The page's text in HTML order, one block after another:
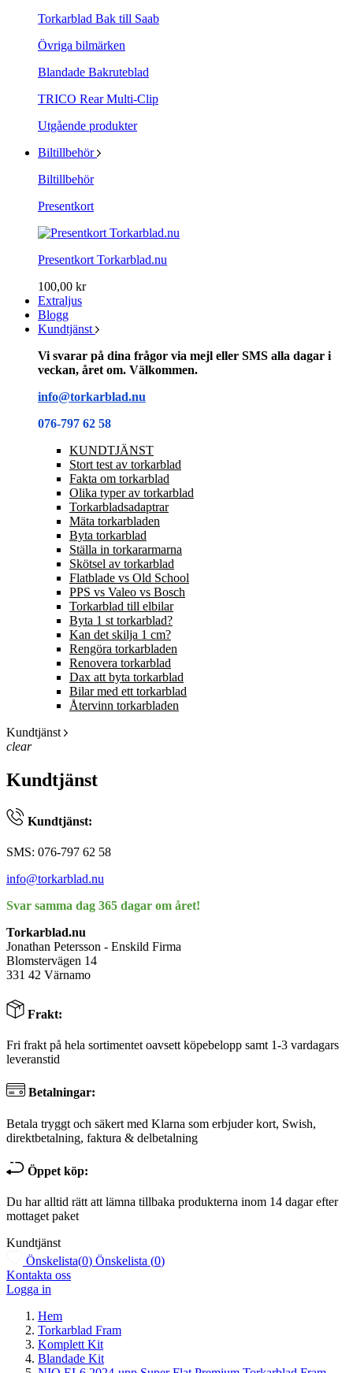
Torkarblad Bak till Saab
Övriga bilmärken
Blandade Bakruteblad
TRICO Rear Multi-Clip
Utgående produkter
Biltillbehör
Biltillbehör
Presentkort
Presentkort Torkarblad.nu
100,00 kr
Extraljus
Blogg
Kundtjänst
Vi svarar på dina frågor via mejl eller SMS alla dagar i
veckan, året om. Välkommen.
info@torkarblad.nu
076-797 62 58
KUNDTJÄNST
Stort test av torkarblad
Fakta om torkarblad
Olika typer av torkarblad
Torkarbladsadaptrar
Mäta torkarbladen
Byta torkarblad
Ställa in torkararmarna
Skötsel av torkarblad
Flatblade vs Old School
PPS vs Valeo vs Bosch
Torkarblad till elbilar
Byta 1 st torkarblad?
Kan det skilja 1 cm?
Rengöra torkarbladen
Renovera torkarblad
Dax att byta torkarblad
Bilar med ett torkarblad
Återvinn torkarbladen
Kundtjänst
clear
Kundtjänst
Kundtjänst:
SMS: 076-797 62 58
info@torkarblad.nu
Svar samma dag 365 dagar om året!
Torkarblad.nu
Jonathan Petersson - Enskild Firma
Blomstervägen 14
331 42 Värnamo
Frakt:
Fri frakt på hela sortimentet oavsett köpebelopp samt 1-3 vardagars
leveranstid
Betalningar:
Betala tryggt och säkert med Klarna som erbjuder kort, Swish,
direktbetalning, faktura & delbetalning
Öppet köp:
Du har alltid rätt att lämna tillbaka produkterna inom 14 dagar efter
mottaget paket
Kundtjänst
Önskelista(0) Önskelista (0)
Kontakta oss
Logga in
Hem
Torkarblad Fram
Komplett Kit
Blandade Kit